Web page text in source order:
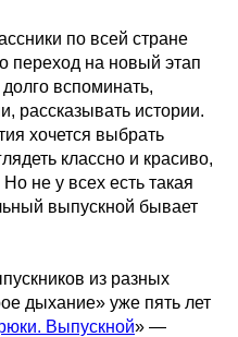
по всей стране
переход на новый этап
вспоминать,
рассказывать истории.
хочется выбрать
классно и красиво,
не у всех есть такая
выпускной бывает
из разных
дыхание» уже пять лет
Выпускной» —